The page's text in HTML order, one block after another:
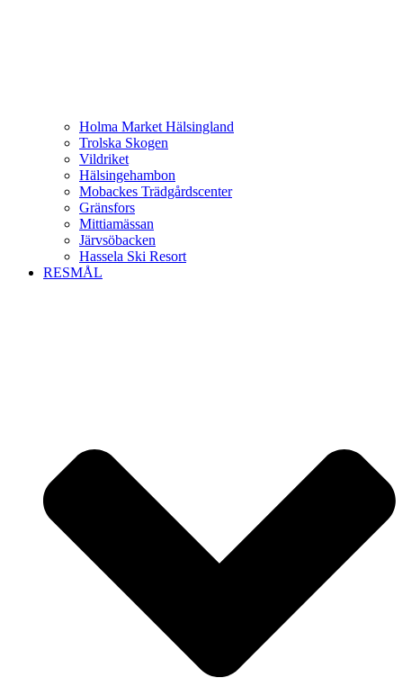
Holma Market Hälsingland
Trolska Skogen
Vildriket
Hälsingehambon
Mobackes Trädgårdscenter
Gränsfors
Mittiamässan
Järvsöbacken
Hassela Ski Resort
RESMÅL